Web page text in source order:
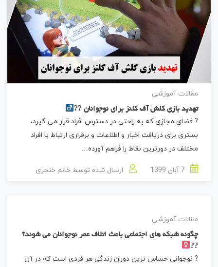
مقالات آموزشی
تهدید بازی کلش آف کلنز برای نوجوانان ??‍
? فضای مجازی که به راحتی در دسترس افراد قرار می گیرد،
بستری برای دریافت اخبار و اطلاعات و برقراری ارتباط با افراد
مختلف در دورترین نقاط را فراهم آورده…
ارسال شده توسط خانم خنجری
مقالات آموزشی
چگونه شبکه های اجتماعی باعث اتلاف عمر نوجوانان می شوند؟
??‍
? نوجوانی حساس ترین دوران زندگی هر فردی است که در آن